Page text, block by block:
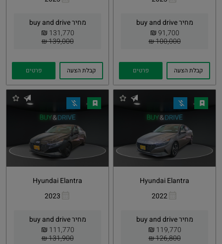
מחיר buy and drive
91,700
₪
100,000 ₪
Whatsapp
קבלת הצעה פרטים
מחיר buy and drive
131,770
₪
139,000 ₪
Whatsapp
קבלת הצעה פרטים
Hyundai Elantra
2022
מחיר buy and drive
119,770
₪
126,800 ₪
Whatsapp
Hyundai Elantra
2023
מחיר buy and drive
111,770
₪
131,900 ₪
Whatsapp